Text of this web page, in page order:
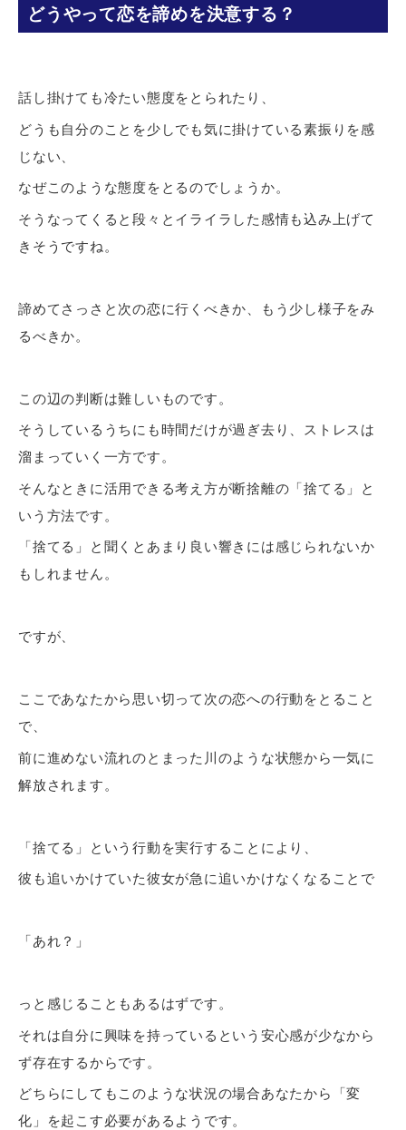
どうやって恋を諦めを決意する？
話し掛けても冷たい態度をとられたり、
どうも自分のことを少しでも気に掛けている素振りを感
じない、
なぜこのような態度をとるのでしょうか。
そうなってくると段々とイライラした感情も込み上げて
きそうですね。
諦めてさっさと次の恋に行くべきか、もう少し様子をみ
るべきか。
この辺の判断は難しいものです。
そうしているうちにも時間だけが過ぎ去り、ストレスは
溜まっていく一方です。
そんなときに活用できる考え方が断捨離の「捨てる」と
いう方法です。
「捨てる」と聞くとあまり良い響きには感じられないか
もしれません。
ですが、
ここであなたから思い切って次の恋への行動をとること
で、
前に進めない流れのとまった川のような状態から一気に
解放されます。
「捨てる」という行動を実行することにより、
彼も追いかけていた彼女が急に追いかけなくなることで
「あれ？」
っと感じることもあるはずです。
それは自分に興味を持っているという安心感が少なから
ず存在するからです。
どちらにしてもこのような状況の場合あなたから「変
化」を起こす必要があるようです。